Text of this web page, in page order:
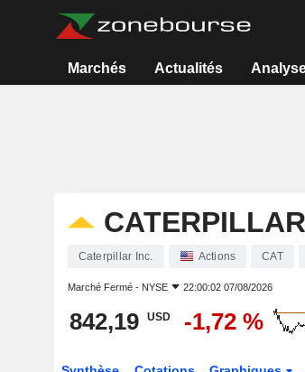
Marchés Actualités
Caterpillar Inc. Actions CAT
Marché Fermé - NYSE 22:00:02 07/08/2026
842,19 USD -1,72 %